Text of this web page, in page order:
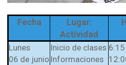
Fecha
Lugar:
Actividad
Lunes
06 de junio
Inicio de clases
Informaciones